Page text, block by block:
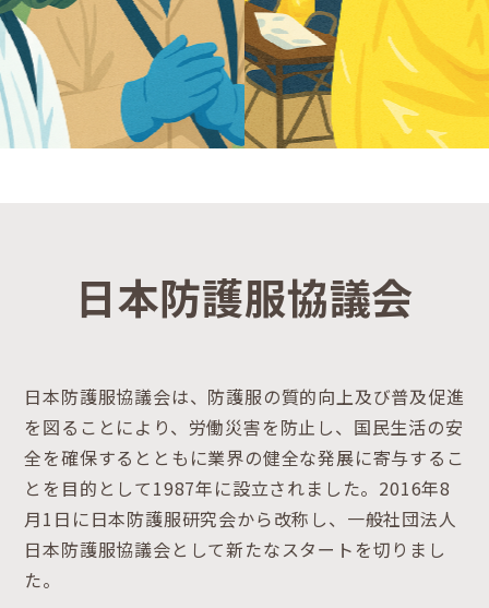
日本防護服協議会
日本防護服協議会は、防護服の質的向上及び普及促進
を図ることにより、労働災害を防止し、国民生活の安
全を確保するとともに業界の健全な発展に寄与するこ
とを目的として1987年に設立されました。2016年8
月1日に日本防護服研究会から改称し、一般社団法人
日本防護服協議会として新たなスタートを切りまし
た。